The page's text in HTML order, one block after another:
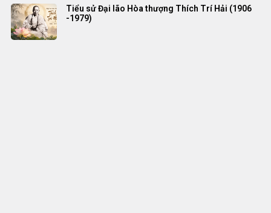
Tiểu sử Đại lão Hòa thượng Thích Trí Hải (1906
-1979)